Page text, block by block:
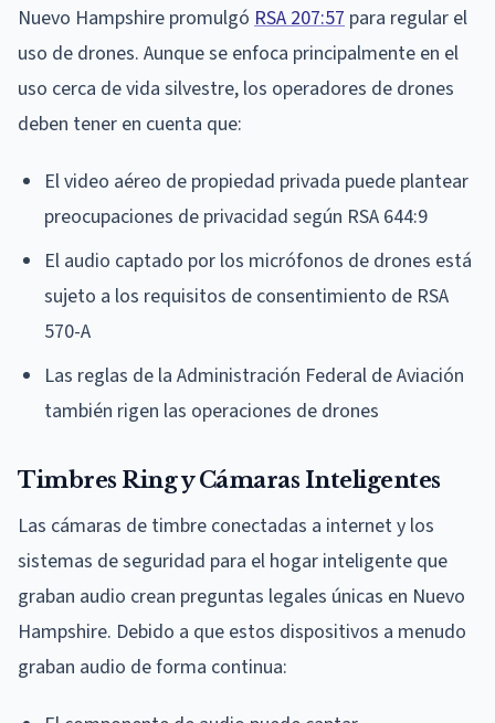
Nuevo Hampshire promulgó RSA 207:57 para regular el
uso de drones. Aunque se enfoca principalmente en el
uso cerca de vida silvestre, los operadores de drones
deben tener en cuenta que:
El video aéreo de propiedad privada puede plantear
preocupaciones de privacidad según RSA 644:9
El audio captado por los micrófonos de drones está
sujeto a los requisitos de consentimiento de RSA
570-A
Las reglas de la Administración Federal de Aviación
también rigen las operaciones de drones
Timbres Ring y Cámaras Inteligentes
Las cámaras de timbre conectadas a internet y los
sistemas de seguridad para el hogar inteligente que
graban audio crean preguntas legales únicas en Nuevo
Hampshire. Debido a que estos dispositivos a menudo
graban audio de forma continua: